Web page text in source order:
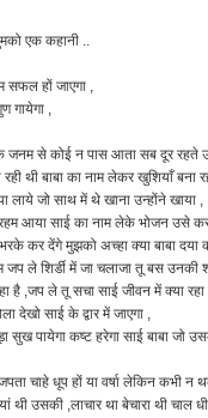
एक कहानी ..
सफल हों जाएगा ,
गायेगा ,
जनम से कोई न पास आता सब दूर रहते
थी बाबा का नाम लेकर खुशियाँ बना
लाये जो साथ में थे खाना उन्होंने खाया ,
आया साई का नाम लेके भोजन उसे
कर देंगे मुझको अच्हा क्या बाबा दया
जप ले शिर्डी में जा चलाजा तू बस
है ,जप ले तू सचा साई जीवन में क्या रहा
देखो साई के द्वार में जाएगा ,
सुख पायेगा कष्ट हरेगा साई बाबा जो
चाहे धूप हों या वर्षा लेकिन कभी न
थी उसकी ,लाचार था बेचारा थी चाल